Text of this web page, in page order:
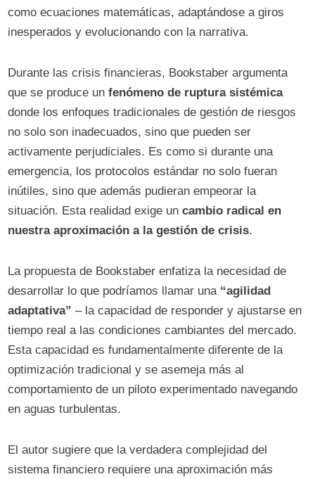
como ecuaciones matemáticas, adaptándose a giros
inesperados y evolucionando con la narrativa.
Durante las crisis financieras, Bookstaber argumenta
que se produce unfenómeno de ruptura sistémica
donde los enfoques tradicionales de gestión de riesgos
no solo son inadecuados, sino que pueden ser
activamente perjudiciales. Es como si durante una
emergencia, los protocolos estándar no solo fueran
inútiles, sino que además pudieran empeorar la
situación. Esta realidad exige uncambio radical en
nuestra aproximación a la gestión de crisis.
La propuesta de Bookstaber enfatiza la necesidad de
desarrollar lo que podríamos llamar una “agilidad
adaptativa” – la capacidad de responder y ajustarse en
tiempo real a las condiciones cambiantes del mercado.
Esta capacidad es fundamentalmente diferente de la
optimización tradicional y se asemeja más al
comportamiento de un piloto experimentado navegando
en aguas turbulentas.
El autor sugiere que la verdadera complejidad del
sistema financiero requiere una aproximación más